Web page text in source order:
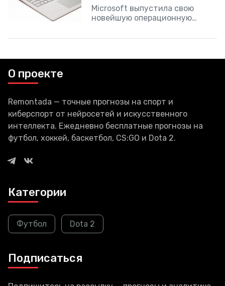
Microsoft выпустила свою
новейшую операционную
может проверить практически
О проекте
Remontada — точные прогнозы на спорт и
киберспорт от нейросетей и искусственного
интеллекта. Ежедневно бесплатные прогнозы на
футбол, хоккей, баскетбол, CS:GO и Dota 2.
Категории
Футбол Dota 2
Подписаться